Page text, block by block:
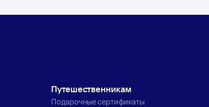
Путешественникам
Подарочные сертификаты